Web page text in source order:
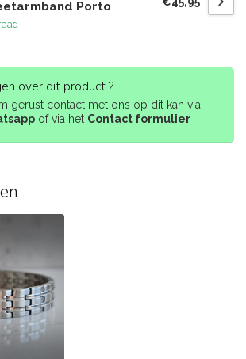
Porto
over dit product ?
gerust contact met ons op dit kan via
of via het Contact formulier